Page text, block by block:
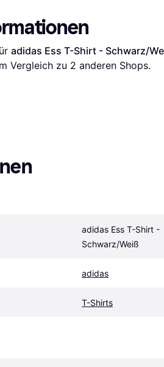
adidas Ess T-Shirt - Schwarz/
Vergleich zu 2 anderen Shops.
adidas Ess T-Shirt -
Schwarz/Weiß
adidas
T-Shirts